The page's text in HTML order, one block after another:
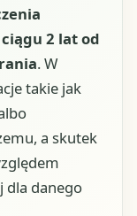
2 lat od
. W
takie jak
a skutek
dla danego